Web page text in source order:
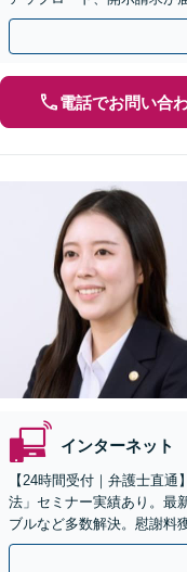
面談OK&解決実績豊富】【
電話でお問い合
インターネット
【24時間受付｜弁護士直
法」セミナー実績あり。最
ブルなど多数解決。慰謝料
寄り添います【法テラス可